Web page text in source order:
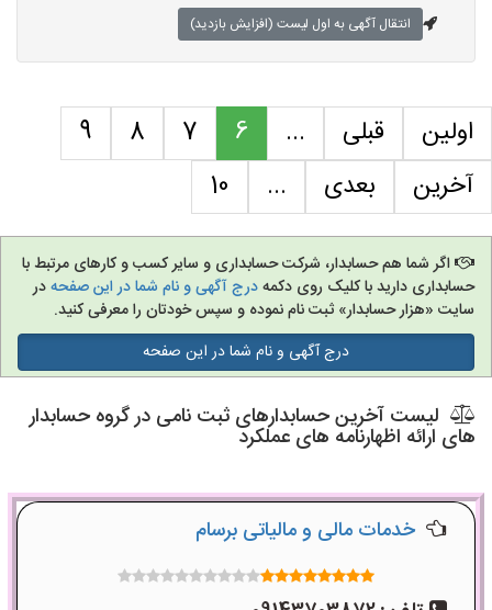
انتقال آگهی به اول لیست (افزایش بازدید)
اولین قبلی ...
6
7
8
9
10
... بعدی آخرین
اگر شما هم حسابدار، شرکت حسابداری و سایر کسب و کارهای مرتبط با
حسابداری دارید با کلیک روی دکمهدرج آگهی و نام شما در این صفحهدر
سایت «هزار حسابدار» ثبت نام نموده و سپس خودتان را معرفی کنید.
درج آگهی و نام شما در این صفحه
لیست آخرین حسابدارهای ثبت نامی در گروه حسابدار
های ارائه اظهارنامه های عملکرد
خدمات مالی و مالیاتی برسام